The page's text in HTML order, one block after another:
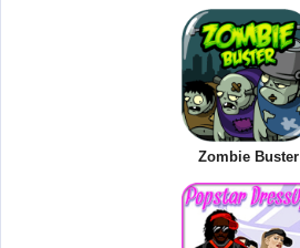
Zombie Buster